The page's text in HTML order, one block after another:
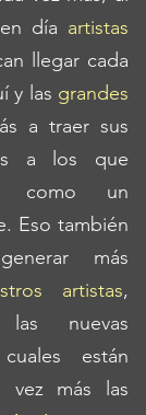
en día artistas
llegar cada
y las grandes
a traer sus
a los que
como un
Eso también
más
artistas,
nuevas
están
vez más las